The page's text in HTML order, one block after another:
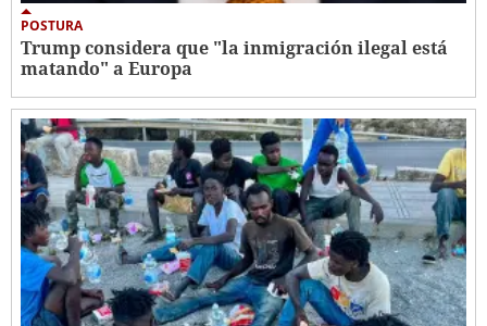
POSTURA
Trump considera que "la inmigración ilegal está
matando" a Europa